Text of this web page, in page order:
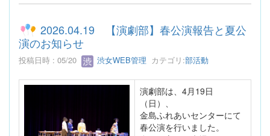
2026.04.19 【演劇部】春公演報告と夏公
演のお知らせ
投稿日時 : 05/20 渋女WEB管理 カテゴリ:部活動
演劇部は、4月19日
（日）、
金島ふれあいセンターにて
春公演を行いました。